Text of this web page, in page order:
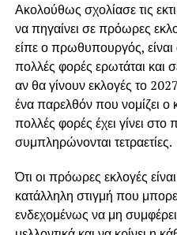
Ακολούθως σχολίασε τις
να πηγαίνει σε πρόωρες
είπε ο πρωθυπουργός, είναι
πολλές φορές ερωτάται και
αν θα γίνουν εκλογές το
ένα παρελθόν που νομίζει ο
πολλές φορές έχει γίνει
συμπληρώνονται τετραετίες.
Ότι οι πρόωρες εκλογές
κατάλληλη στιγμή που
ενδεχομένως να μη